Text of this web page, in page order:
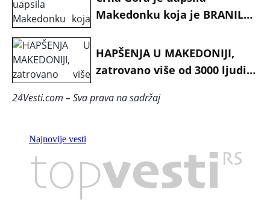
Makedonku koja je BRANILA
RASPARČENO OD
ŠARPLANCA?!
HAPŠENJA U MAKEDONIJI,
zatrovano više od 3000 ljudi,
PRONAĐENE U DVA UZORKA
24Vesti.com – Sva prava na sadržaj